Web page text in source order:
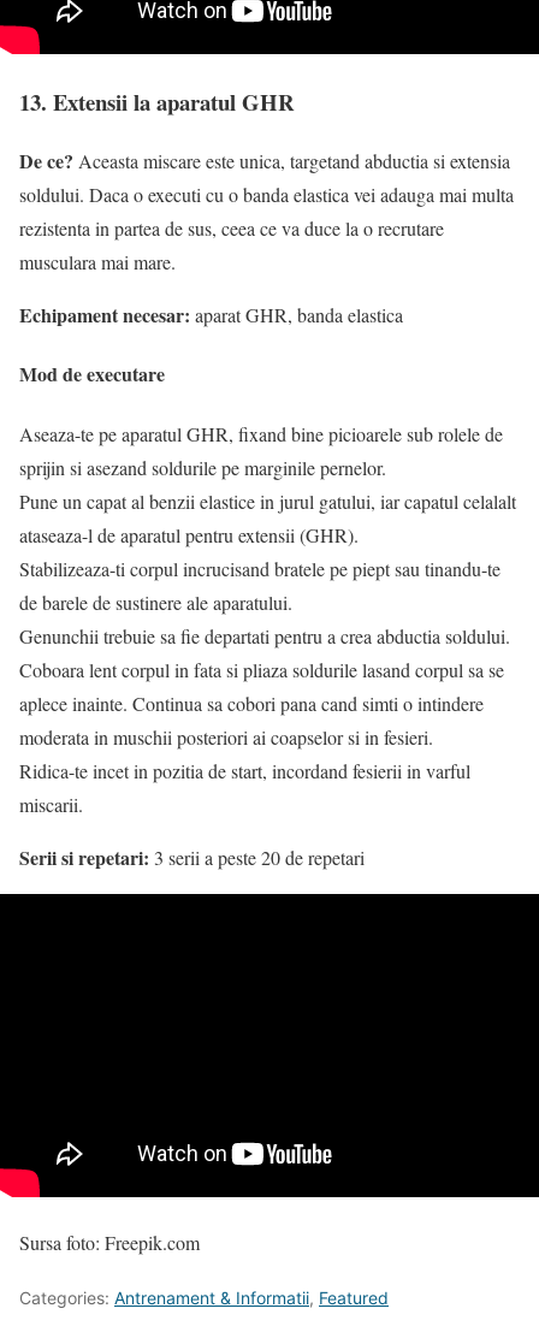
13. Extensii la aparatul GHR
De ce? Aceasta miscare este unica, targetand abductia si extensia
soldului. Daca o executi cu o banda elastica vei adauga mai multa
rezistenta in partea de sus, ceea ce va duce la o recrutare
musculara mai mare.
Echipament necesar: aparat GHR, banda elastica
Mod de executare
Aseaza-te pe aparatul GHR, fixand bine picioarele sub rolele de
sprijin si asezand soldurile pe marginile pernelor.
Pune un capat al benzii elastice in jurul gatului, iar capatul celalalt
ataseaza-l de aparatul pentru extensii (GHR).
Stabilizeaza-ti corpul incrucisand bratele pe piept sau tinandu-te
de barele de sustinere ale aparatului.
Genunchii trebuie sa fie departati pentru a crea abductia soldului.
Coboara lent corpul in fata si pliaza soldurile lasand corpul sa se
aplece inainte. Continua sa cobori pana cand simti o intindere
moderata in muschii posteriori ai coapselor si in fesieri.
Ridica-te incet in pozitia de start, incordand fesierii in varful
miscarii.
Serii si repetari: 3 serii a peste 20 de repetari
Sursa foto: Freepik.com
Categories: Antrenament & Informatii, Featured